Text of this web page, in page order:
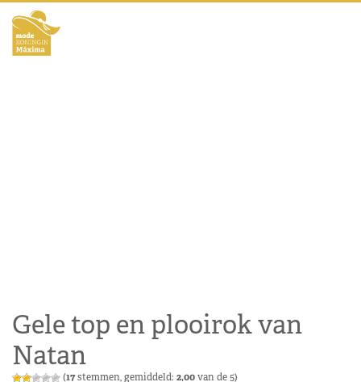
Gele top en plooirok van
Natan
(17stemmen, gemiddeld: 2,00van de 5)